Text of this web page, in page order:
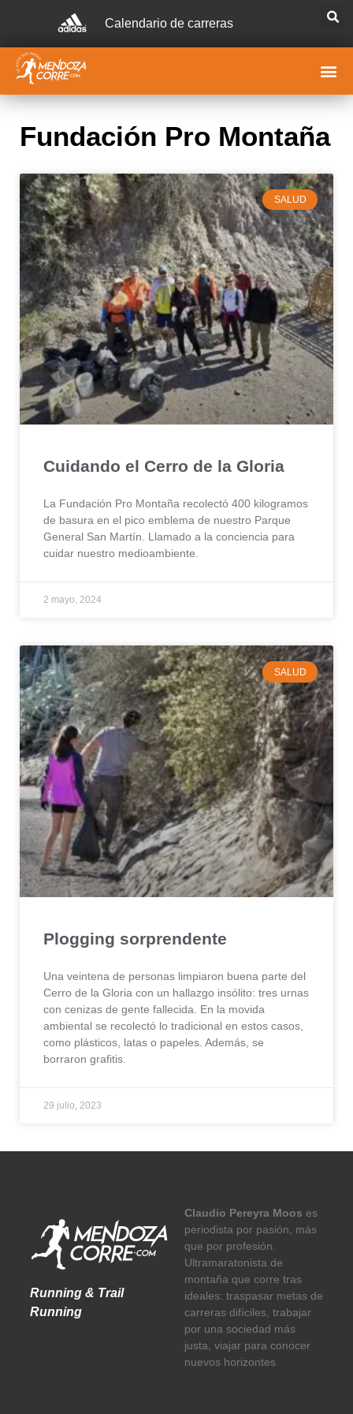
Calendario de carreras
Fundación Pro Montaña
SALUD
Cuidando el Cerro de la Gloria
La Fundación Pro Montaña recolectó 400 kilogramos
de basura en el pico emblema de nuestro Parque
General San Martín. Llamado a la conciencia para
cuidar nuestro medioambiente.
2 mayo, 2024
SALUD
Plogging sorprendente
Una veintena de personas limpiaron buena parte del
Cerro de la Gloria con un hallazgo insólito: tres urnas
con cenizas de gente fallecida. En la movida
ambiental se recolectó lo tradicional en estos casos,
como plásticos, latas o papeles. Además, se
borraron grafitis.
29 julio, 2023
Running & Trail
Running
Claudio Pereyra Moos es
periodista por pasión, más
que por profesión.
Ultramaratonista de
montaña que corre tras
ideales: traspasar metas de
carreras difíciles, trabajar
por una sociedad más
justa, viajar para conocer
nuevos horizontes